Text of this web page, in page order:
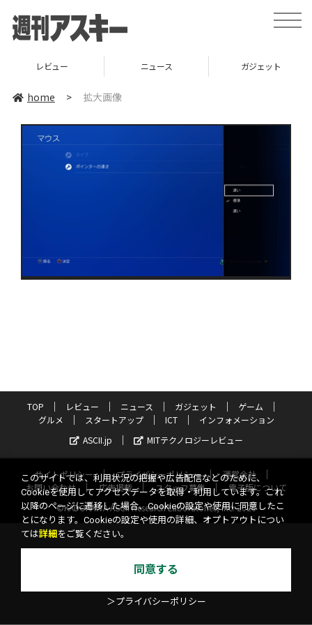
toggle
レビュー ニュース ガジェット
home > 拡大画像
TOP レビュー ニュース ガジェット
ゲーム
グルメ
スタートアップ ICT
インフォメーション
ASCII.jp
MITテクノロジーレビュー
サイトポリシー プライバシーポリシー
運営会社
お問い合わせ
広告掲載 スタッフ募集
電子版について
©KADOKAWA ASCII Research Laboratories, Inc. 2026
このサイトでは、利用状況の把握や広告配信などのために、
Cookieを使用してアクセスデータを取得・利用しています。これ
以降のページに遷移した場合、Cookieの設定や使用に同意したこ
とになります。Cookieの設定や使用の詳細、オプトアウトについ
ては詳細 をご覧ください。
同意する
＞プライバシーポリシー